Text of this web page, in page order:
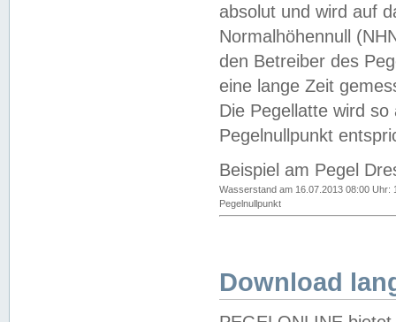
absolut und wird auf
Normalhöhennull
den Betreiber des
eine lange Zeit
Die Pegellatte wird
Pegelnullpunkt
Beispiel am Pegel
Wasserstand am 16.07.2013 08:00 Uhr:
Pegelnullpunkt
Download